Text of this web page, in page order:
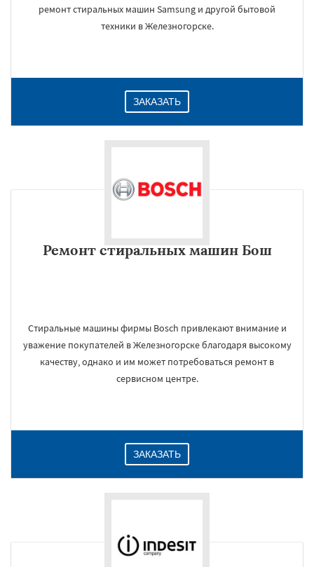
ремонт стиральных машин Samsung и другой бытовой
техники в Железногорске.
ЗАКАЗАТЬ
Ремонт стиральных машин Бош
Стиральные машины фирмы Bosch привлекают внимание и
уважение покупателей в Железногорске благодаря высокому
качеству, однако и им может потребоваться ремонт в
сервисном центре.
ЗАКАЗАТЬ